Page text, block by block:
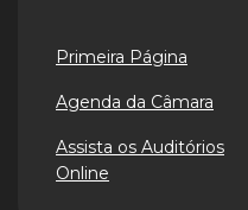
Primeira Página
Agenda da Câmara
Assista os Auditórios
Online